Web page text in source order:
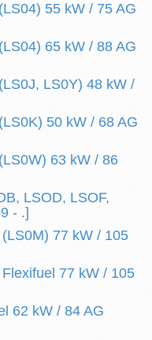
55 kW / 75 AG
65 kW / 88 AG
LS0Y) 48 kW /
50 kW / 68 AG
63 kW / 86
LSOD, LSOF,
- .]
77 kW / 105
77 kW / 105
62 kW / 84 AG